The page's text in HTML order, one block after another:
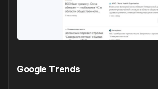
Google Trends